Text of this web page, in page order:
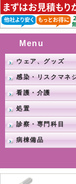
Menu
ウェア、グッズ
感染・リスクマネ
看護・介護
処置
診察・専門科目
病棟備品